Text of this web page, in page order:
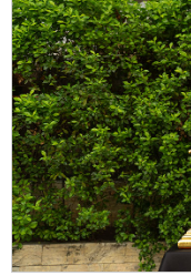
THIẾT
KẾ
NỘI
THẤT
DỊCH
VỤ
TIN
TỨC